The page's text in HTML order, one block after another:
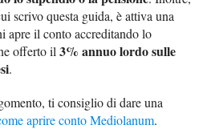
scrivo questa guida, è attiva una
apre il conto accreditando lo
offerto il3% annuo lordo sulle
.
ti consiglio di dare una
aprire conto Mediolanum.